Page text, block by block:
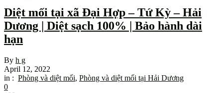
Diệt mối tại xã Đại Hợp – Tứ Kỳ – Hải
Dương | Diệt sạch 100% | Bảo hành dài
hạn
By h g
April 12, 2022
in : Phòng và diệt mối, Phòng và diệt mối tại Hải Dương
0